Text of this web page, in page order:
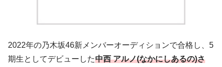
2022年の乃木坂46新メンバーオーディションで合格し、5
期生としてデビューした中西 アルノ(なかにしあるの)さ